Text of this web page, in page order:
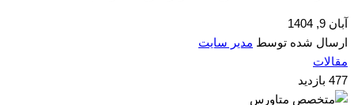
آبان 9, 1404
ارسال شده توسط مدیر سایت
مقالات
477 بازدید